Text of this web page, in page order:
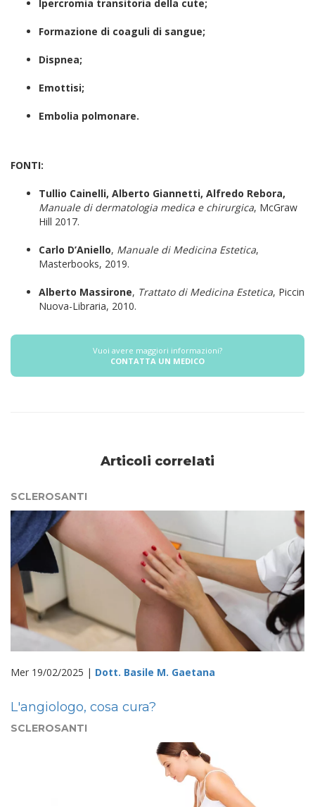
Ipercromia transitoria della cute;
Formazione di coaguli di sangue;
Dispnea;
Emottisi;
Embolia polmonare.
FONTI:
Tullio Cainelli, Alberto Giannetti, Alfredo Rebora,
Manuale di dermatologia medica e chirurgica, McGraw
Hill 2017.
Carlo D’Aniello, Manuale di Medicina Estetica,
Masterbooks, 2019.
Alberto Massirone, Trattato di Medicina Estetica, Piccin
Nuova-Libraria, 2010.
Vuoi avere maggiori informazioni?
CONTATTA UN MEDICO
Articoli correlati
SCLEROSANTI
Mer 19/02/2025 | Dott. Basile M. Gaetana
L'angiologo, cosa cura?
SCLEROSANTI